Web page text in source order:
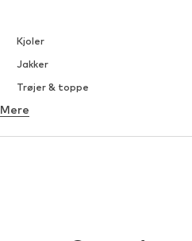
Kjoler
Jakker
Trøjer & toppe
Undertøj
Mere